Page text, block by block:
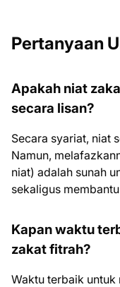
Pertanyaan
Apakah niat
secara lisan?
Secara syariat, niat
Namun,
niat) adalah sunah
sekaligus
Kapan waktu
zakat fitrah?
Waktu terbaik untuk